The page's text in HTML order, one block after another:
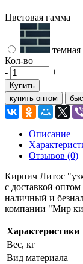
Цветовая гамма
темная
Кол-во
-
+
Купить
купить оптом
Описание
Отзывов (0)
Кирпич Литос
с доставкой
наличный и
компании "Мир
Характеристики
Вес, кг
Вид материала